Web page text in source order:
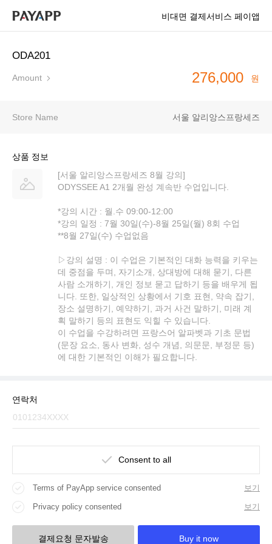
비대면 결제서비스 페이앱
ODA201
Amount 276,000 원
Store Name 서울 알리앙스프랑세즈
상품 정보
[서울 알리앙스프랑세즈 8월 강의]
ODYSSEE A1 2개월 완성 계속반 수업입니다.
*강의 시간 : 월.수 09:00-12:00
*강의 일정 : 7월 30일(수)-8월 25일(월) 8회 수업
**8월 27일(수) 수업없음
▷강의 설명 : 이 수업은 기본적인 대화 능력을 키우는
데 중점을 두며, 자기소개, 상대방에 대해 묻기, 다른
사람 소개하기, 개인 정보 묻고 답하기 등을 배우게 됩
니다. 또한, 일상적인 상황에서 기호 표현, 약속 잡기,
장소 설명하기, 예약하기, 과거 사건 말하기, 미래 계
획 말하기 등의 표현도 익힐 수 있습니다.
이 수업을 수강하려면 프랑스어 알파벳과 기초 문법
(문장 요소, 동사 변화, 성수 개념, 의문문, 부정문 등)
에 대한 기본적인 이해가 필요합니다.
연락처
Consent to all
Terms of PayApp service consented 보기
Privacy policy consented 보기
결제요청 문자발송 Buy it now